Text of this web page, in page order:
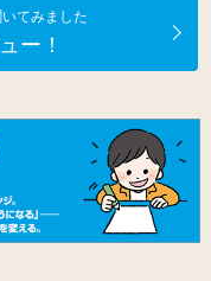
てみました
ー！